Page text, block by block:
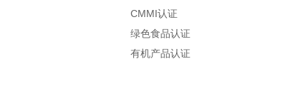
CMMI认证
绿色食品认证
有机产品认证